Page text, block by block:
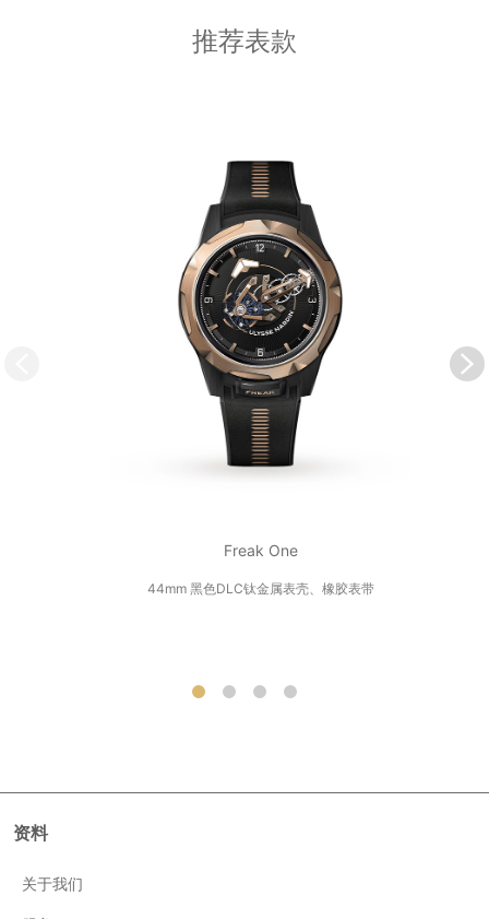
推荐表款
Freak One
44mm 黑色DLC钛金属表壳、橡胶表带
资料
关于我们